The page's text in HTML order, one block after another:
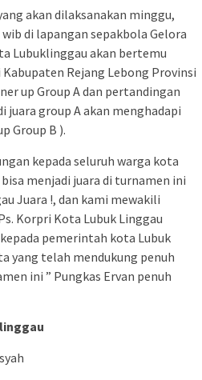
akan dilaksanakan minggu,
di lapangan sepakbola Gelora
Lubuklinggau akan bertemu
Rejang Lebong Provinsi
up Group A dan pertandingan
juara group A akan menghadapi
Group B ).
kepada seluruh warga kota
menjadi juara di turnamen ini
Juara !, dan kami mewakili
Korpri Kota Lubuk Linggau
pemerintah kota Lubuk
yang telah mendukung penuh
ini ” Pungkas Ervan penuh